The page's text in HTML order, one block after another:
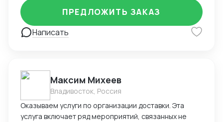
Написать
ПРЕДЛОЖИТЬ ЗАКАЗ
Максим Михеев
Владивосток, Россия
Оказываем услуги по организации доставки. Эта
услуга включает ряд мероприятий, связанных не